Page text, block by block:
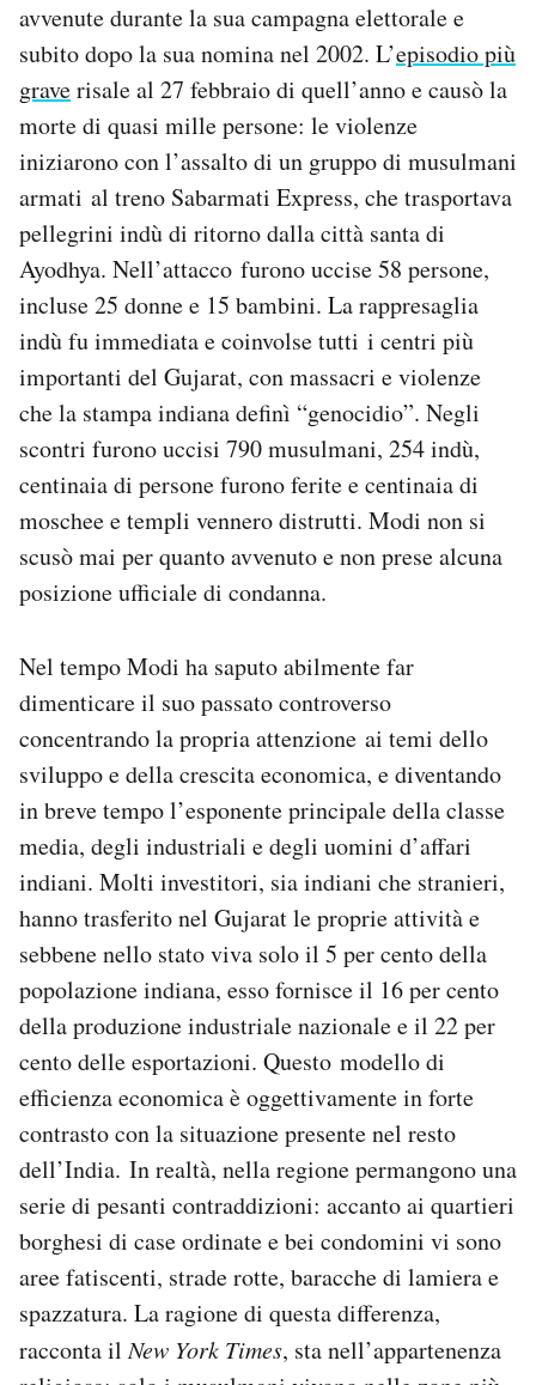
avvenute durante la sua campagna elettorale e
subito dopo la sua nomina nel 2002. L’episodio più
graverisale al 27 febbraio di quell’anno e causò la
morte di quasi mille persone: le violenze
iniziarono con l’assalto di un gruppo di musulmani
armati al treno Sabarmati Express, che trasportava
pellegrini indù di ritorno dalla città santa di
Ayodhya. Nell’attacco furono uccise 58 persone,
incluse 25 donne e 15 bambini. La rappresaglia
indù fu immediata e coinvolse tutti i centri più
importanti del Gujarat, con massacri e violenze
che la stampa indiana definì “genocidio”. Negli
scontri furono uccisi 790 musulmani, 254 indù,
centinaia di persone furono ferite e centinaia di
moschee e templi vennero distrutti. Modi non si
scusò mai per quanto avvenuto e non prese alcuna
posizione ufficiale di condanna.
Nel tempo Modi ha saputo abilmente far
dimenticare il suo passato controverso
concentrando la propria attenzione ai temi dello
sviluppo e della crescita economica, e diventando
in breve tempo l’esponente principale della classe
media, degli industriali e degli uomini d’affari
indiani. Molti investitori, sia indiani che stranieri,
hanno trasferito nel Gujarat le proprie attività e
sebbene nello stato viva solo il 5 per cento della
popolazione indiana, esso fornisce il 16 per cento
della produzione industriale nazionale e il 22 per
cento delle esportazioni. Questo modello di
efficienza economica è oggettivamente in forte
contrasto con la situazione presente nel resto
dell’India. In realtà, nella regione permangono una
serie di pesanti contraddizioni: accanto ai quartieri
borghesi di case ordinate e bei condomini vi sono
aree fatiscenti, strade rotte, baracche di lamiera e
spazzatura. La ragione di questa differenza,
racconta ilNew York Times, sta nell’appartenenza